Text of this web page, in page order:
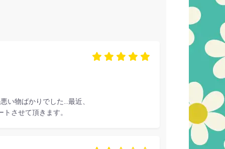
い物ばかりでした…最近、
させて頂きます。